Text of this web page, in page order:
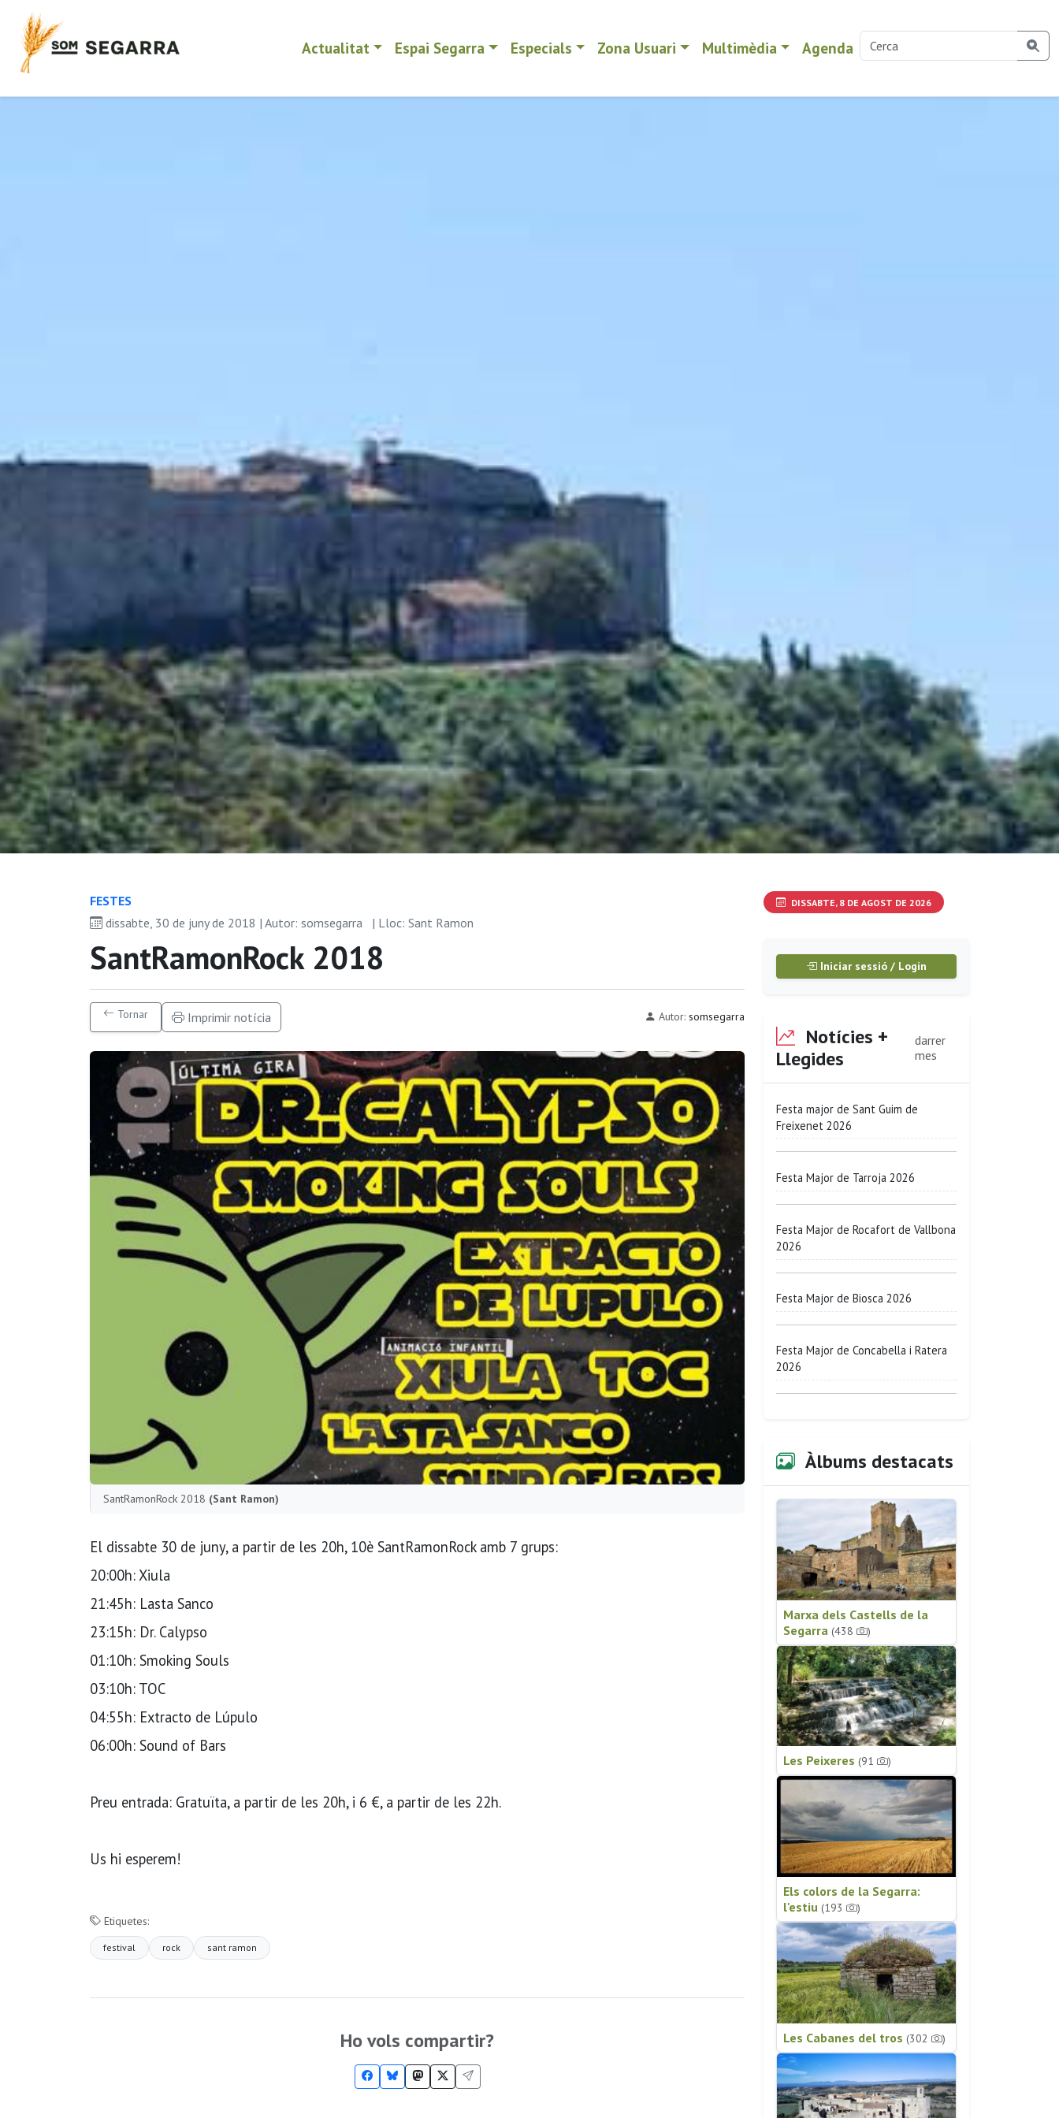
Actualitat Espai Segarra Especials Zona Usuari Multimèdia Agenda
FESTES
dissabte, 30 de juny de 2018 | Autor: somsegarra
| Lloc: Sant Ramon
SantRamonRock 2018
Tornar Imprimir notícia Autor: somsegarra
SantRamonRock 2018 (Sant Ramon)
El dissabte 30 de juny, a partir de les 20h, 10è SantRamonRock amb 7 grups:
20:00h: Xiula
21:45h: Lasta Sanco
23:15h: Dr. Calypso
01:10h: Smoking Souls
03:10h: TOC
04:55h: Extracto de Lúpulo
06:00h: Sound of Bars
Preu entrada: Gratuïta, a partir de les 20h, i 6 €, a partir de les 22h.
Us hi esperem!
Etiquetes:
festival rock sant ramon
Ho vols compartir?
DISSABTE, 8 DE AGOST DE 2026
Iniciar sessió / Login
Notícies +
Llegides
darrer
mes
Festa major de Sant Guim de
Freixenet 2026
Festa Major de Tarroja 2026
Festa Major de Rocafort de Vallbona
2026
Festa Major de Biosca 2026
Festa Major de Concabella i Ratera
2026
Àlbums destacats
Marxa dels Castells de la
Segarra (438 )
Les Peixeres (91 )
Els colors de la Segarra:
l'estiu (193 )
Les Cabanes del tros (302 )